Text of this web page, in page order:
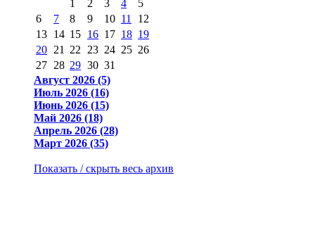
1 2 3 4
5
6
7 8 9 10 11
12
13 14 15 16 17 18 19
20 21 22 23 24 25 26
27 28 29 30 31
Август 2026 (5)
Июль 2026 (16)
Июнь 2026 (15)
Май 2026 (18)
Апрель 2026 (28)
Март 2026 (35)
Показать / скрыть весь архив